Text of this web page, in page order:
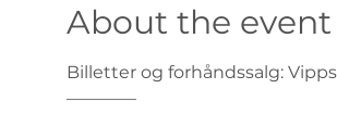
About the event
Billetter og forhåndssalg: Vipps
————